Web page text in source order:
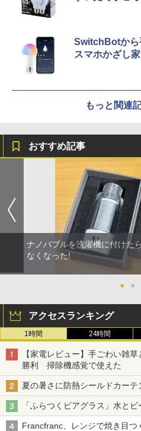
SwitchBotから
スマホかざし
もっと関連
おすすめ記事
ナノバブルを洗濯機に付けた
なくなった!
● ●
アクセスランキング
1時間 24時間
【家電レビュー】手ごわい雑
勝利 掃除機感覚で使えた
夏の暑さに防熱シールドカー
「ふらつくビアグラス」水と
Francfranc、レンジで焼き目つ